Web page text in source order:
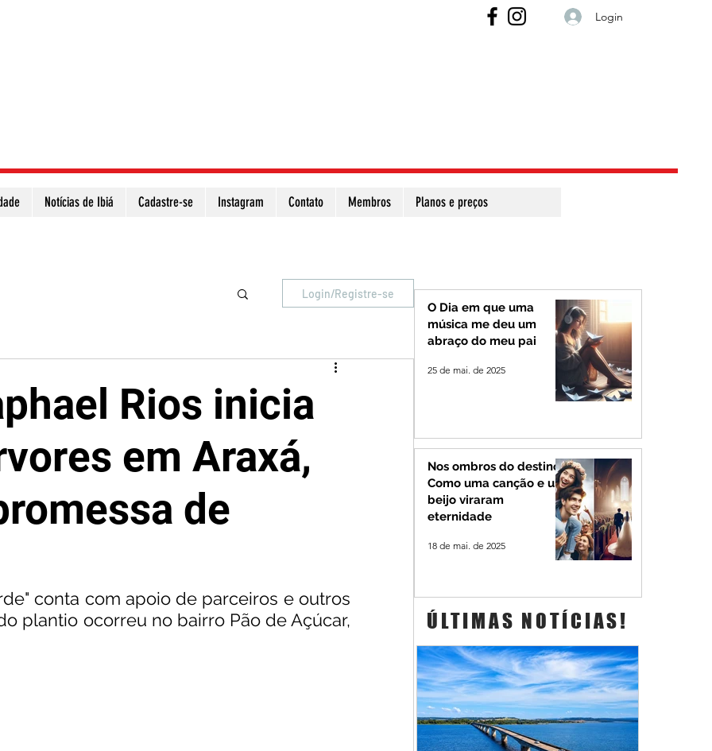
Login
Notícias de Ibiá Cadastre-se Instagram Contato Membros Planos e preços
Login/Registre-se
Rios inicia
em Araxá,
de
conta com apoio de parceiros e outros
plantio ocorreu no bairro Pão de Açúcar,
O Dia em que uma
música me deu um
abraço do meu pai
25 de mai. de 2025
Nos ombros do destino:
Como uma canção e um
beijo viraram
eternidade
18 de mai. de 2025
ÚLTIMAS NOTÍCIAS!